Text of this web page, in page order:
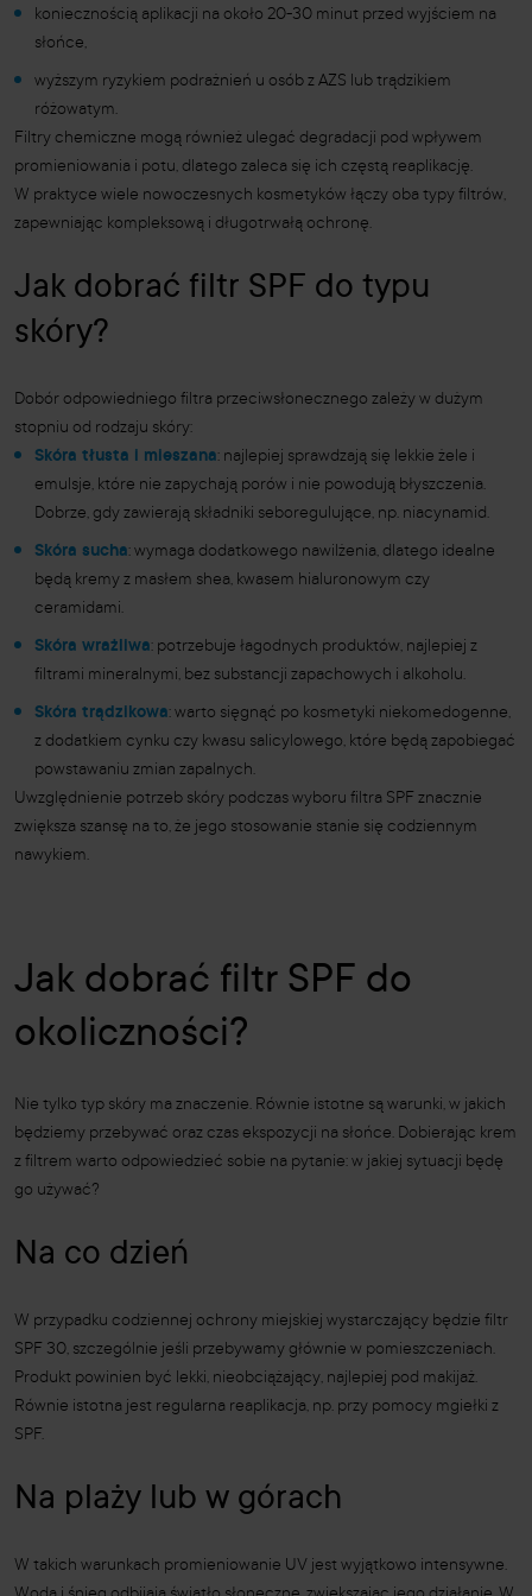
koniecznością aplikacji na około 20-30 minut przed wyjściem na
słońce,
wyższym ryzykiem podrażnień u osób z AZS lub trądzikiem
różowatym.
Filtry chemiczne mogą również ulegać degradacji pod wpływem
promieniowania i potu, dlatego zaleca się ich częstą reaplikację.
W praktyce wiele nowoczesnych kosmetyków łączy oba typy filtrów,
zapewniając kompleksową i długotrwałą ochronę.
Jak dobrać filtr SPF do typu
skóry?
Dobór odpowiedniego filtra przeciwsłonecznego zależy w dużym
stopniu od rodzaju skóry:
Skóra tłusta i mieszana: najlepiej sprawdzają się lekkie żele i
emulsje, które nie zapychają porów i nie powodują błyszczenia.
Dobrze, gdy zawierają składniki seboregulujące, np. niacynamid.
Skóra sucha: wymaga dodatkowego nawilżenia, dlatego idealne
będą kremy z masłem shea, kwasem hialuronowym czy
ceramidami.
Skóra wrażliwa: potrzebuje łagodnych produktów, najlepiej z
filtrami mineralnymi, bez substancji zapachowych i alkoholu.
Skóra trądzikowa: warto sięgnąć po kosmetyki niekomedogenne,
z dodatkiem cynku czy kwasu salicylowego, które będą zapobiegać
powstawaniu zmian zapalnych.
Uwzględnienie potrzeb skóry podczas wyboru filtra SPF znacznie
zwiększa szansę na to, że jego stosowanie stanie się codziennym
nawykiem.
Jak dobrać filtr SPF do
okoliczności?
Nie tylko typ skóry ma znaczenie. Równie istotne są warunki, w jakich
będziemy przebywać oraz czas ekspozycji na słońce. Dobierając krem
z filtrem warto odpowiedzieć sobie na pytanie: w jakiej sytuacji będę
go używać?
Na co dzień
W przypadku codziennej ochrony miejskiej wystarczający będzie filtr
SPF 30, szczególnie jeśli przebywamy głównie w pomieszczeniach.
Produkt powinien być lekki, nieobciążający, najlepiej pod makijaż.
Równie istotna jest regularna reaplikacja, np. przy pomocy mgiełki z
SPF.
Na plaży lub w górach
W takich warunkach promieniowanie UV jest wyjątkowo intensywne.